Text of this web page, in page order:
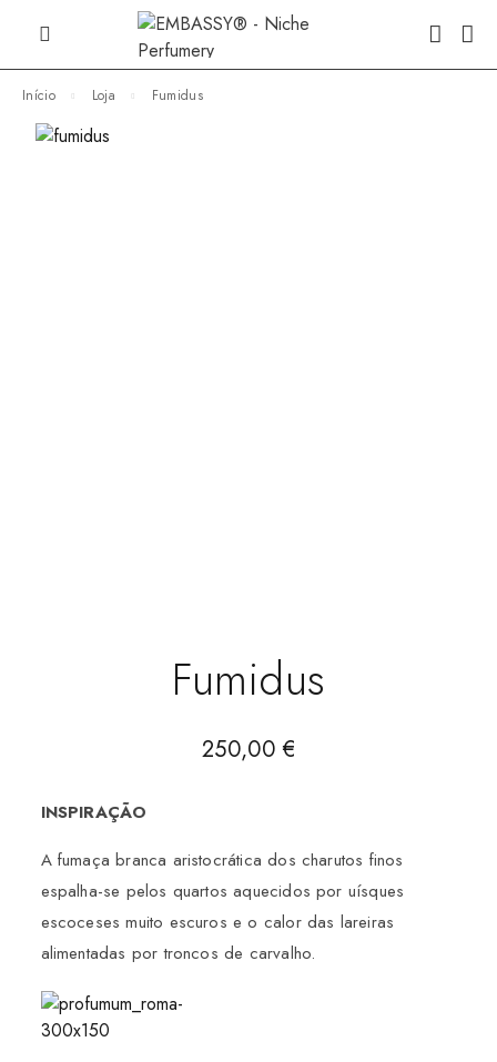
Início Loja Fumidus
Fumidus
250,00€
INSPIRAÇÃO
A fumaça branca aristocrática dos charutos finos
espalha-se pelos quartos aquecidos por uísques
escoceses muito escuros e o calor das lareiras
alimentadas por troncos de carvalho.